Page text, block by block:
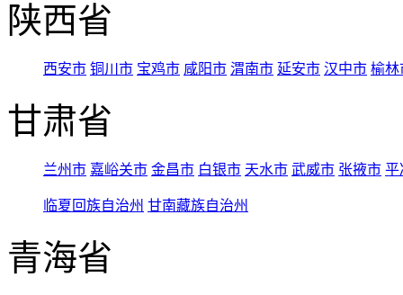
陕西省
西安市 铜川市 宝鸡市 咸阳市 渭南市 延安市 汉中市 榆林
甘肃省
兰州市 嘉峪关市 金昌市 白银市 天水市 武威市 张掖市 平
临夏回族自治州 甘南藏族自治州
青海省